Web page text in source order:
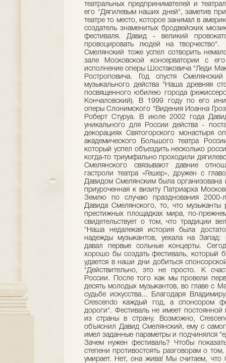
театральных предпринимателей и
его "Дягилевым наших дней", заметив
театре то место, которое занимал в
создатель знаменитых бродвейских
фестиваля. Давид - великий
провоцировать людей на
Смелянский тоже успел сотворить
зале Московской консерватории с
исполнение оперы Шостаковича "Леди
Ростроповича. Год спустя
музыкального действа "Наша древняя
посвященного юбилею города
Кончаловский). В 1999 году по его
оперы Слонимского "Видения Иоанна
Роберт Стуруа. В июле 2002 года
уникального для России действа -
декорациях Святогорского монастыря
академического Большого театра
который успел объездить несколько
когда-то триумфально проходили
Смелянского связывают давние
гастроли театра «Гешер», дружен с
Давидом Смелянским была организована
приуроченная к визиту Патриарха
Землю по случаю празднования 2000-
Давида Смелянского, то, что
престижных площадках мира, по-
свидетельствует о том, что традиции
"Наша недалекая история была
надежды музыкантов, уехала на Запад:
давал первые сольные концерты.
хорошо бы создать фестиваль, который
удается в наши дни добиться
"Действительно, это не просто. К
России. После того как мы провели
десять молодых музыкантов, во главе с
судьбе искусства... Благодаря
Crescendo каждый год, а спонсором
дороги". Фестиваль не имеет
из страны в страну. Возможно,
объяснил Давид Смелянский, ему с
имел заданные параметры и подчинялся
Зачем нужен фестиваль? Чтобы
степени противостоять paзговорам о
умирает. Нет, она жива! Мы считаем, что